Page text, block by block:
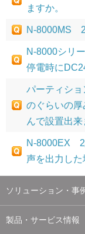
ますか。
N-8000MS 2
N-8000シリ
停電時に
パーティシ
のぐらいの
んで設置出来
N-8000EX 2
声を出力した
ソリューション・事
製品・サービス情報